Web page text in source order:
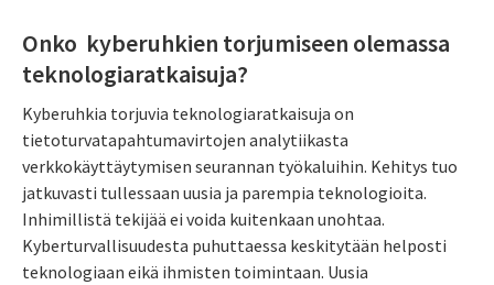
Onko kyberuhkien torjumiseen olemassa
teknologiaratkaisuja?
Kyberuhkia torjuvia teknologiaratkaisuja on
tietoturvatapahtumavirtojen analytiikasta
verkkokäyttäytymisen seurannan työkaluihin. Kehitys tuo
jatkuvasti tullessaan uusia ja parempia teknologioita.
Inhimillistä tekijää ei voida kuitenkaan unohtaa.
Kyberturvallisuudesta puhuttaessa keskitytään helposti
teknologiaan eikä ihmisten toimintaan. Uusia